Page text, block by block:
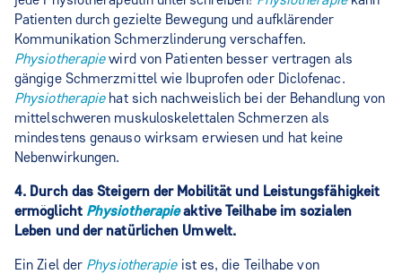
Patienten durch gezielte Bewegung und aufklärender
Kommunikation Schmerzlinderung verschaffen.
Physiotherapiewird von Patienten besser vertragen als
gängige Schmerzmittel wie Ibuprofen oder Diclofenac.
Physiotherapiehat sich nachweislich bei der Behandlung von
mittelschweren muskuloskelettalen Schmerzen als
mindestens genauso wirksam erwiesen und hat keine
Nebenwirkungen.
4. Durch das Steigern der Mobilität und Leistungsfähigkeit
ermöglicht Physiotherapieaktive Teilhabe im sozialen
Leben und der natürlichen Umwelt.
Ein Ziel der Physiotherapieist es, die Teilhabe von